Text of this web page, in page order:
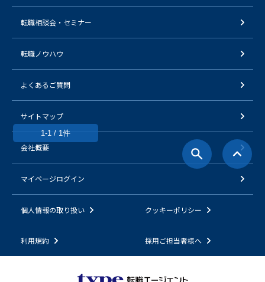
1-1 / 1件
転職相談会・セミナー
転職ノウハウ
よくあるご質問
サイトマップ
会社概要
マイページログイン
個人情報の取り扱い クッキーポリシー
利用規約 採用ご担当者様へ